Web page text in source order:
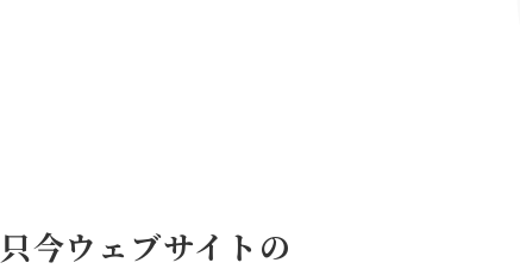
只今ウェブサイトの